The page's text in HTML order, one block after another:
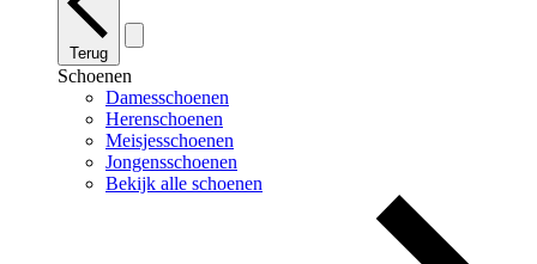
Terug
Schoenen
Damesschoenen
Herenschoenen
Meisjesschoenen
Jongensschoenen
Bekijk alle schoenen